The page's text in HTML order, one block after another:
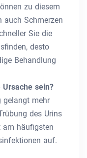
zu diesem
auch Schmerzen
Sie die
desto
Behandlung
sein?
gelangt mehr
des Urins
am häufigsten
auf.